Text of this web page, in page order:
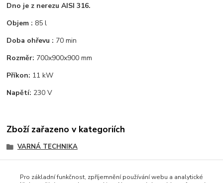
Dno je z nerezu AISI 316.
Objem : 85 l
Doba ohřevu : 70 min
Rozměr: 700x900x900 mm
Příkon: 11 kW
Napětí: 230 V
Zboží zařazeno v kategoriích
VARNÁ TECHNIKA
GASTRO-HAAL
Pro základní funkčnost, zpříjemnění používání webu a analytické